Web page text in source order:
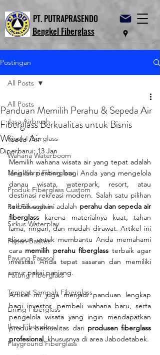
PT. PUTRAPRASENDO
Bengkel Fiberglass
Postingan
All Posts
Jasa Airbrush
Kiosk Fiberglass
Wahana Waterboom
Meja Kursi Fiberglass
Produk Fiberglass Custom
Bak Fiberglass
Sirkus Waterplay
Papan Basket
Payung Parasol
Patung Fiberglass
Tempat Sampah Fiberglass
Lining Fiberglass
Ilmu Fiberglass
Playground Fiberglass
All Posts
Panduan Memilih Perahu & Sepeda Air
Fiberglass Berkualitas untuk Bisnis
Wisata Air
Diperbarui:13 Jan
Memilih wahana wisata air yang tepat adalah
langkah penting bagi Anda yang mengelola
danau wisata, waterpark, resort, atau
destinasi rekreasi modern. Salah satu pilihan
terbaik saat ini adalah perahu dan sepeda air
fiberglass karena materialnya kuat, tahan
lama, ringan, dan mudah dirawat. Artikel ini
disusun untuk membantu Anda memahami
cara memilih perahu fiberglass terbaik agar
investasi Anda tepat sasaran dan memiliki
umur pakai panjang.
Artikel ini juga menjadi panduan lengkap
bagi investor, pembeli wahana baru, serta
pengelola wisata yang ingin mendapatkan
produk berkualitas dari produsen fiberglass
profesional, khususnya di area Jabodetabek.